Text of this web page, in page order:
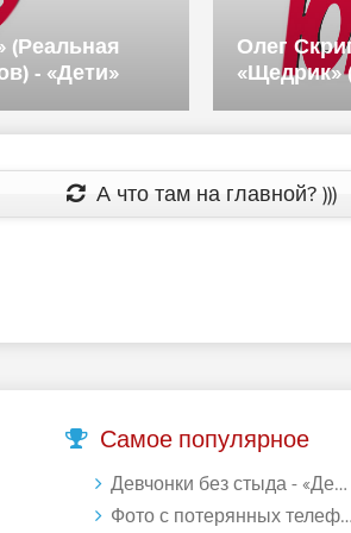
(Реальная
- «Дети»
Олег
«Щедрик»
А что там на главной? )))
Самое популярное
Девчонки без стыда - «Девушки»
Фото с потерянных телефонов - «Девушки»